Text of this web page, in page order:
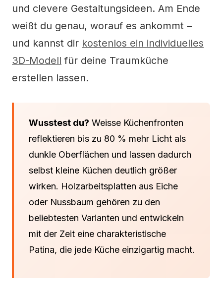
und clevere Gestaltungsideen. Am Ende
weißt du genau, worauf es ankommt –
und kannst dir kostenlos ein individuelles
3D-Modell für deine Traumküche
erstellen lassen.
Wusstest du? Weisse Küchenfronten
reflektieren bis zu 80 % mehr Licht als
dunkle Oberflächen und lassen dadurch
selbst kleine Küchen deutlich größer
wirken. Holzarbeitsplatten aus Eiche
oder Nussbaum gehören zu den
beliebtesten Varianten und entwickeln
mit der Zeit eine charakteristische
Patina, die jede Küche einzigartig macht.